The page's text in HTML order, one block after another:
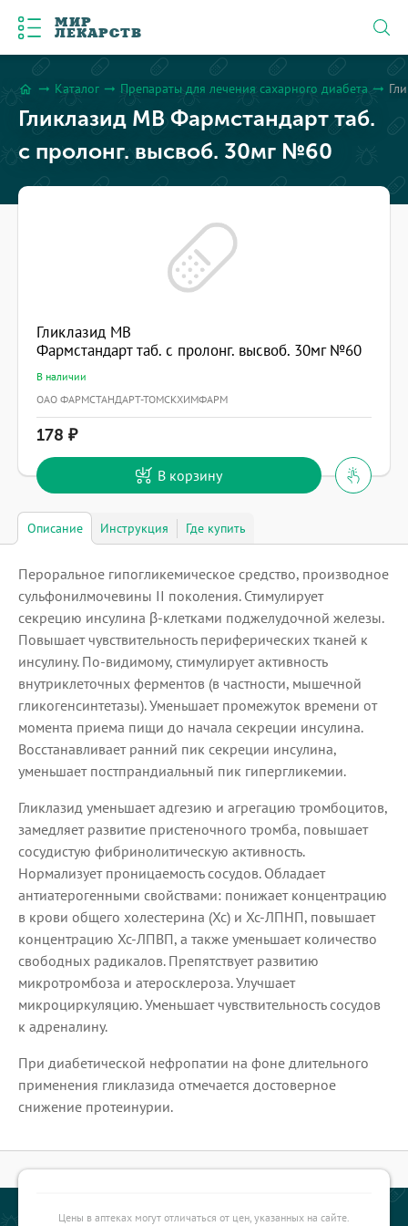
МИР
ЛЕКАРСТВ
home arrow_right_alt Каталог arrow_right_alt Препараты для лечения сахарного диабета arrow_right_alt
Гликлазид МВ Фармстандарт таб.
с пролонг. высвоб. 30мг №60
Гликлазид МВ
Фармстандарт таб. с пролонг. высвоб. 30мг №60
В наличии
ОАО ФАРМСТАНДАРТ-ТОМСКХИМФАРМ
178
В корзину
Описание Инструкция Где купить
Пероральное гипогликемическое средство, производное
сульфонилмочевины II поколения. Стимулирует
секрецию инсулина β-клетками поджелудочной железы.
Повышает чувствительность периферических тканей к
инсулину. По-видимому, стимулирует активность
внутриклеточных ферментов (в частности, мышечной
гликогенсинтетазы). Уменьшает промежуток времени от
момента приема пищи до начала секреции инсулина.
Восстанавливает ранний пик секреции инсулина,
уменьшает постпрандиальный пик гипергликемии.
Гликлазид уменьшает адгезию и агрегацию тромбоцитов,
замедляет развитие пристеночного тромба, повышает
сосудистую фибринолитическую активность.
Нормализует проницаемость сосудов. Обладает
антиатерогенными свойствами: понижает концентрацию
в крови общего холестерина (Хс) и Хс-ЛПНП, повышает
концентрацию Хс-ЛПВП, а также уменьшает количество
свободных радикалов. Препятствует развитию
микротромбоза и атеросклероза. Улучшает
микроциркуляцию. Уменьшает чувствительность сосудов
к адреналину.
При диабетической нефропатии на фоне длительного
применения гликлазида отмечается достоверное
снижение протеинурии.
Цены в аптеках могут отличаться от цен, указанных на сайте.